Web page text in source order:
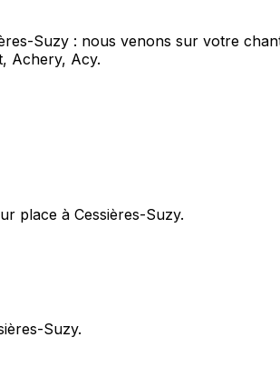
Suzy : nous venons sur votre
Achery, Acy.
place à Cessières-Suzy.
Suzy.